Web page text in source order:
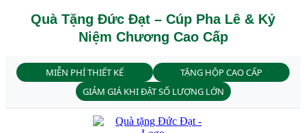
Quà Tặng Đức Đạt – Cúp Pha Lê & Kỷ
Niệm Chương Cao Cấp
MIỄN PHÍ THIẾT KẾ
TẶNG HỘP CAO CẤP
GIẢM GIÁ KHI ĐẶT SỐ LƯỢNG LỚN